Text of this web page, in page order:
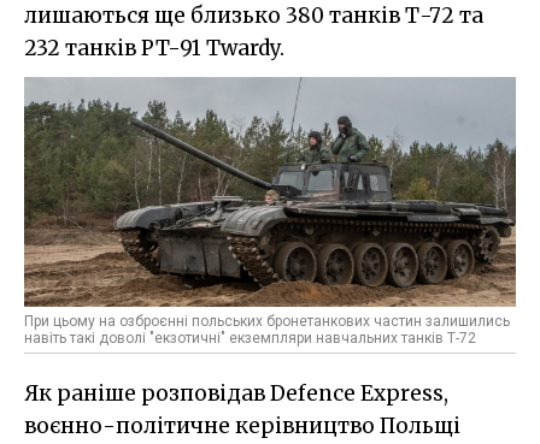
лишаються ще близько 380 танків Т-72 та
232 танків PT-91 Twardy.
При цьому на озброєнні польських бронетанкових частин залишились
навіть такі доволі "екзотичні" екземпляри навчальних танків Т-72
Як раніше розповідав Defence Express,
воєнно-політичне керівництво Польщі